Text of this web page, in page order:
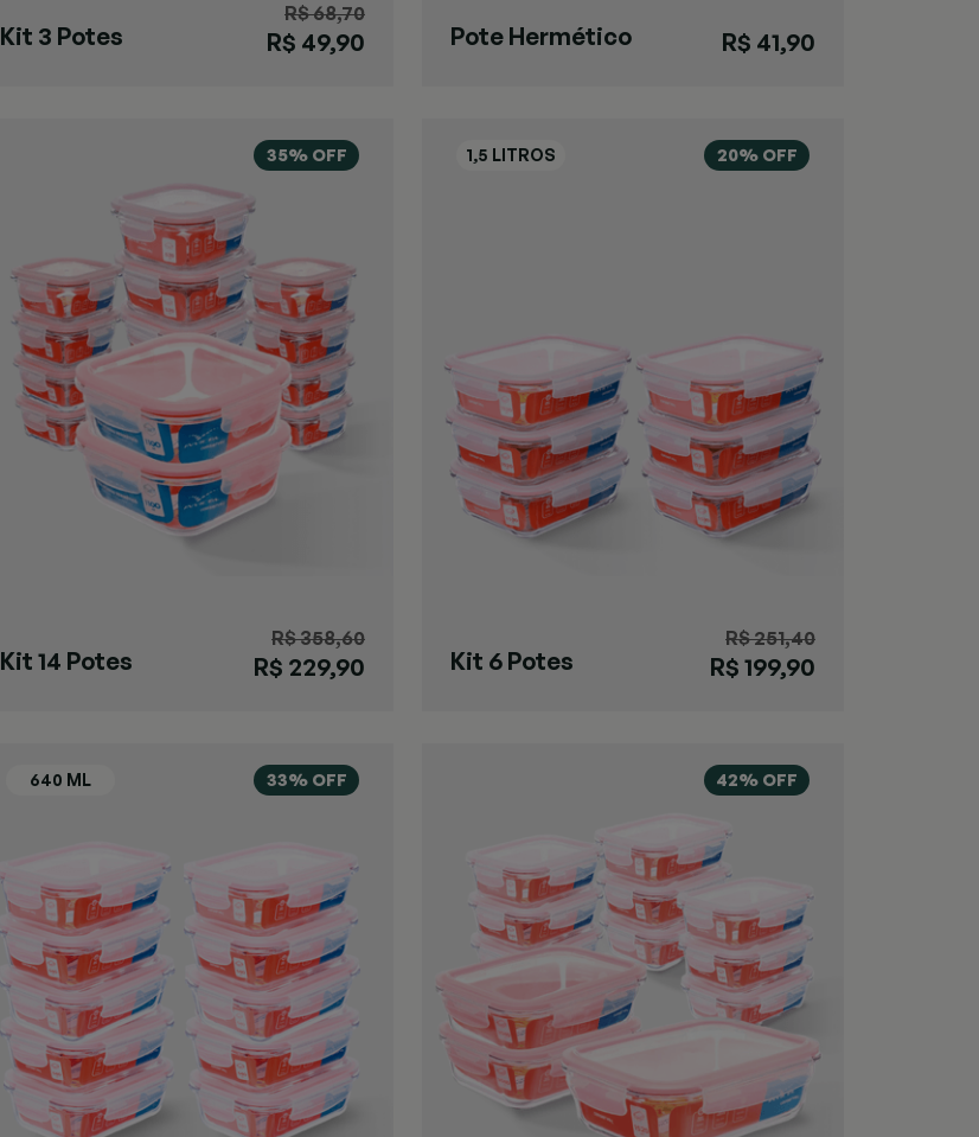
Kit 3 Potes
R$ 68,70
R$ 49,90
Pote Hermético
R$ 41,90
35% OFF
Kit 14 Potes
R$ 358,60
R$ 229,90
20% OFF
Kit 6 Potes
R$ 251,40
R$ 199,90
33% OFF 42% OFF